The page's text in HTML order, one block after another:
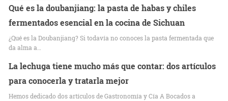
Qué es la doubanjiang: la pasta de habas y chiles
fermentados esencial en la cocina de Sichuan
¿Qué es la Doubanjiang? Si todavía no conoces la pasta fermentada que
da alma a…
La lechuga tiene mucho más que contar: dos artículos
para conocerla y tratarla mejor
Hemos dedicado dos artículos de Gastronomía y Cía A Bocados a